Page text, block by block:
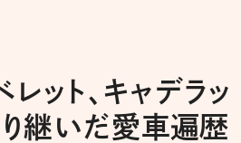
ット、キャデラッ
継いだ愛車遍歴